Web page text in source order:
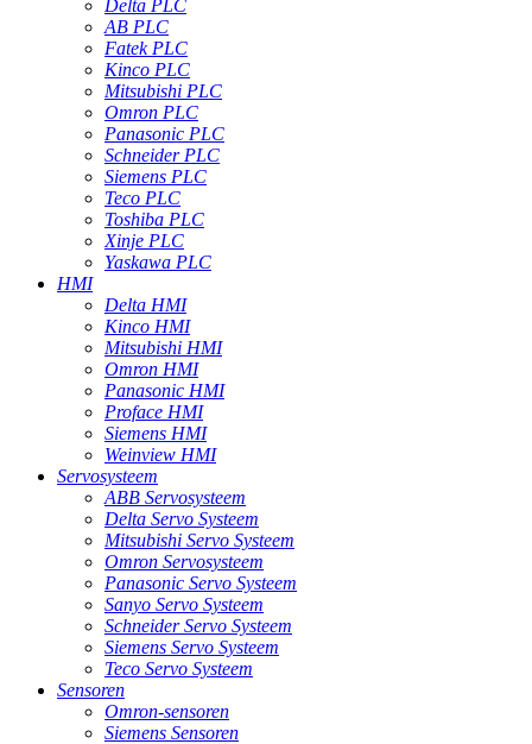
Delta PLC
AB PLC
Fatek PLC
Kinco PLC
Mitsubishi PLC
Omron PLC
Panasonic PLC
Schneider PLC
Siemens PLC
Teco PLC
Toshiba PLC
Xinje PLC
Yaskawa PLC
HMI
Delta HMI
Kinco HMI
Mitsubishi HMI
Omron HMI
Panasonic HMI
Proface HMI
Siemens HMI
Weinview HMI
Servosysteem
ABB Servosysteem
Delta Servo Systeem
Mitsubishi Servo Systeem
Omron Servosysteem
Panasonic Servo Systeem
Sanyo Servo Systeem
Schneider Servo Systeem
Siemens Servo Systeem
Teco Servo Systeem
Sensoren
Omron-sensoren
Siemens Sensoren